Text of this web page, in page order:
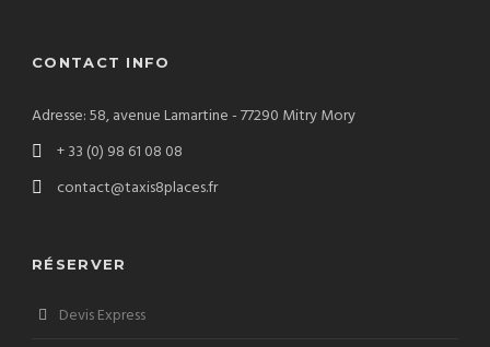
CONTACT INFO
Adresse: 58, avenue Lamartine - 77290 Mitry Mory
+ 33 (0) 98 61 08 08
contact@taxis8places.fr
RÉSERVER
Devis Express